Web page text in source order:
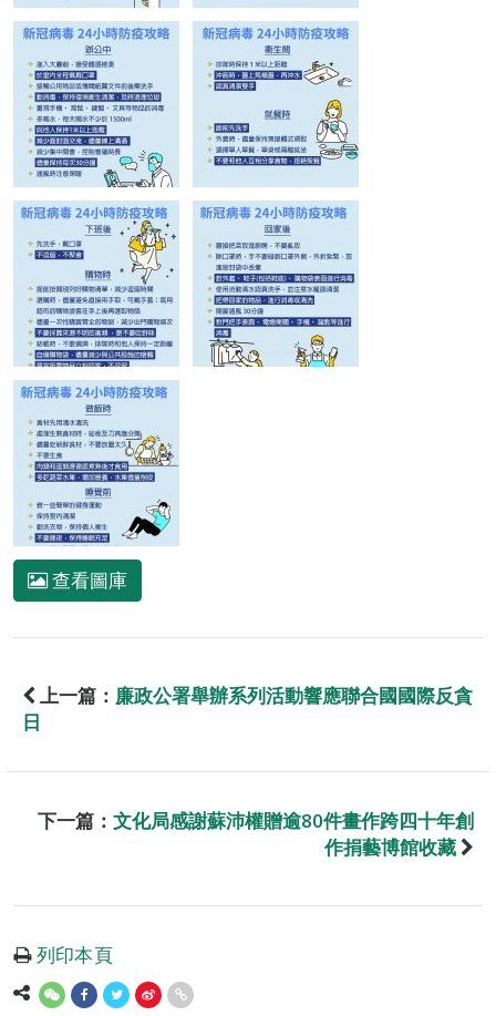
查看圖庫
上一篇： 廉政公署舉辦系列活動響應聯合國國際反貪
日
下一篇： 文化局感謝蘇沛權贈逾80件畫作跨四十年創
作捐藝博館收藏
列印本頁